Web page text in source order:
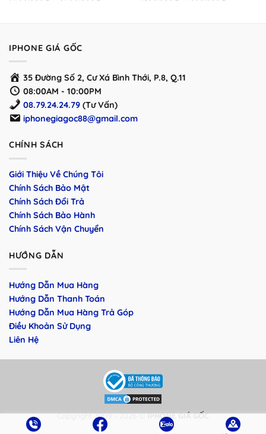
IPHONE GIÁ GỐC
35 Đường Số 2, Cư Xá Bình Thới, P.8, Q.11
08:00AM - 10:00PM
08.79.24.24.79 (Tư Vấn)
iphonegiagoc88@gmail.com
CHÍNH SÁCH
Giới Thiệu Về Chúng Tôi
Chính Sách Bảo Mật
Chính Sách Đổi Trả
Chính Sách Bảo Hành
Chính Sách Vận Chuyển
HƯỚNG DẪN
Hướng Dẫn Mua Hàng
Hướng Dẫn Thanh Toán
Hướng Dẫn Mua Hàng Trả Góp
Điều Khoản Sử Dụng
Liên Hệ
Copyright 2009 - 2026 ©IPHONE GIÁ GỐC